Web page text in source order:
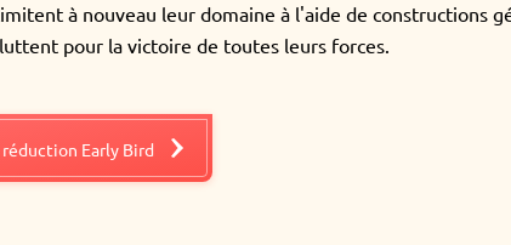
à nouveau leur domaine à l'aide de constructions
pour la victoire de toutes leurs forces.
réduction Early Bird